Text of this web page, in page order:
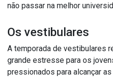
não passar na melhor
Os vestibulares
A temporada de vestibulares
grande estresse para os
pressionados para alcançar